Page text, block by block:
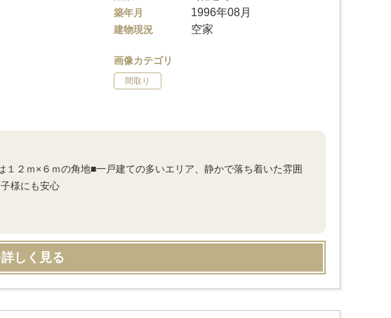
築年月 1996年08月
建物現況 空家
画像カテゴリ
間取り
２ｍ×６ｍの角地■一戸建ての多いエリア、静かで落ち着いた雰囲
様にも安心
しく見る